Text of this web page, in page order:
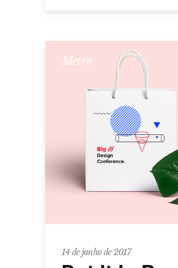
Metro
14 de junho de 2017